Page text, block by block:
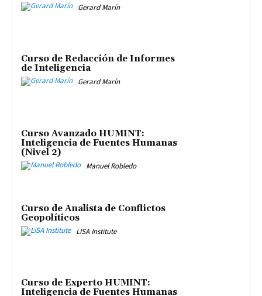
Gerard Marín
Curso de Redacción de Informes
de Inteligencia
Gerard Marín
Curso Avanzado HUMINT:
Inteligencia de Fuentes Humanas
(Nivel 2)
Manuel Robledo
Curso de Analista de Conflictos
Geopolíticos
LISA Institute
Curso de Experto HUMINT:
Inteligencia de Fuentes Humanas